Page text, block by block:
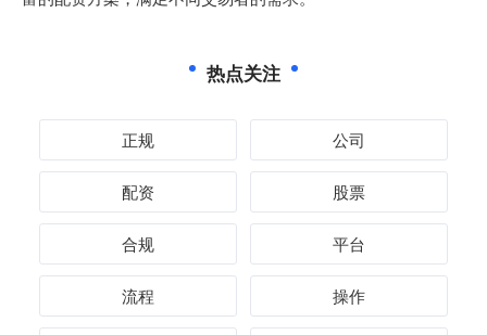
热点关注
正规 公司
配资 股票
合规 平台
流程 操作